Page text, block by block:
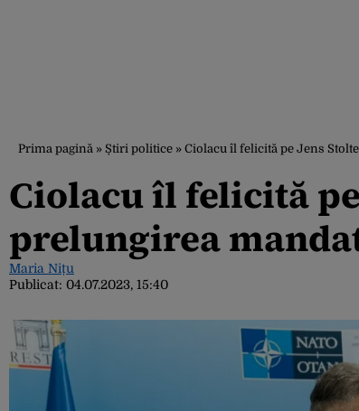
Prima pagină » Știri politice » Ciolacu îl felicită pe Jens
Ciolacu îl felicită
prelungirea
Maria Nițu
Publicat: 04.07.2023, 15:40